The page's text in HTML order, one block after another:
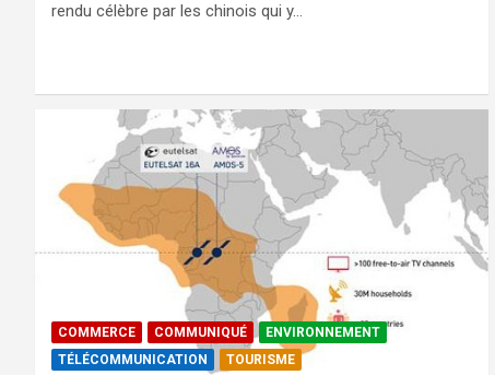
rendu célèbre par les chinois qui y…
COMMERCE COMMUNIQUÉ
ENVIRONNEMENT
TÉLÉCOMMUNICATION
TOURISME